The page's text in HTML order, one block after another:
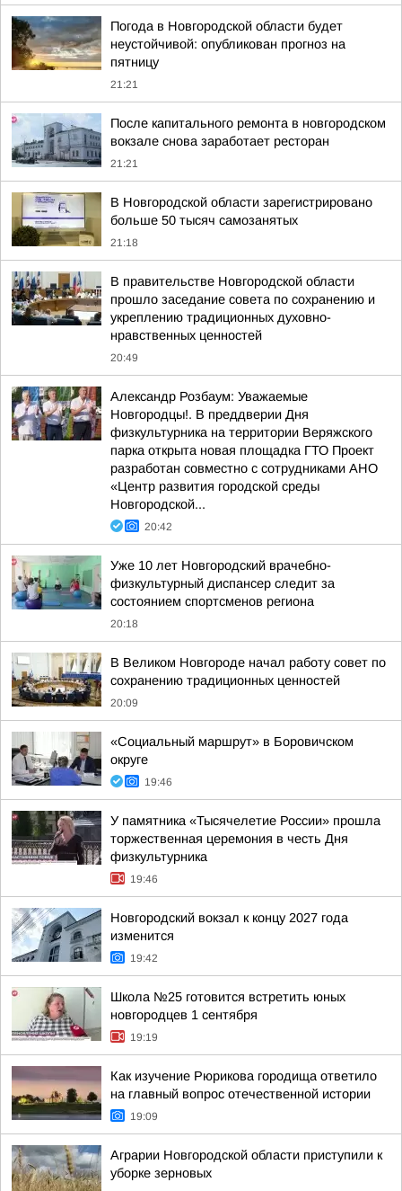
Погода в Новгородской области будет
неустойчивой: опубликован прогноз на
пятницу
21:21
После капитального ремонта в новгородском
вокзале снова заработает ресторан
21:21
В Новгородской области зарегистрировано
больше 50 тысяч самозанятых
21:18
В правительстве Новгородской области
прошло заседание совета по сохранению и
укреплению традиционных духовно-
нравственных ценностей
20:49
Александр Розбаум: Уважаемые
Новгородцы!. В преддверии Дня
физкультурника на территории Веряжского
парка открыта новая площадка ГТО Проект
разработан совместно с сотрудниками АНО
«Центр развития городской среды
Новгородской...
20:42
Уже 10 лет Новгородский врачебно-
физкультурный диспансер следит за
состоянием спортсменов региона
20:18
В Великом Новгороде начал работу совет по
сохранению традиционных ценностей
20:09
«Социальный маршрут» в Боровичском
округе
19:46
У памятника «Тысячелетие России» прошла
торжественная церемония в честь Дня
физкультурника
19:46
Новгородский вокзал к концу 2027 года
изменится
19:42
Школа №25 готовится встретить юных
новгородцев 1 сентября
19:19
Как изучение Рюрикова городища ответило
на главный вопрос отечественной истории
19:09
Аграрии Новгородской области приступили к
уборке зерновых